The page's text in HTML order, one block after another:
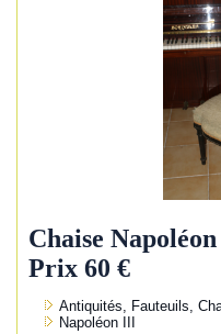
Chaise
Prix 60 €
Antiquités, Fauteuils,
Napoléon III